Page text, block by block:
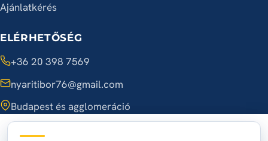
Ajánlatkérés
ELÉRHETŐSÉG
+36 20 398 7569
nyaritibor76@gmail.com
Budapest és agglomeráció